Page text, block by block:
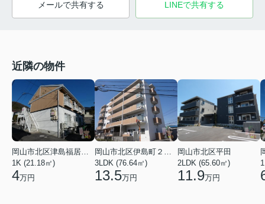
メールで共有する LINEで共有する
近隣の物件
1K (21.18㎡)
4万円
3LDK (76.64㎡)
13.5万円
岡山市北区平田
2LDK (65.60㎡)
11.9万円